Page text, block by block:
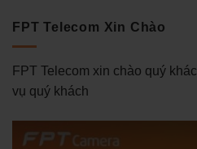
FPT Telecom Xin Chào
FPT Telecom xin chào quý
vụ quý khách